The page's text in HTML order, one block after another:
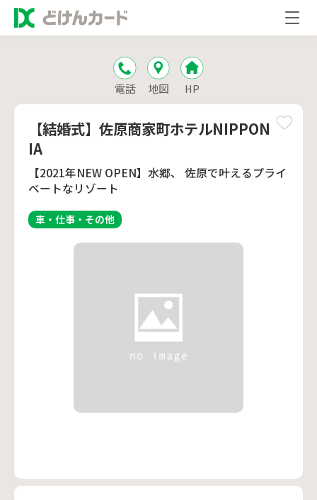
電話 地図 HP
【結婚式】佐原商家町ホテルNIPPON
IA
【2021年NEW OPEN】水郷、 佐原で叶えるプライ
ベートなリゾート
車・仕事・その他